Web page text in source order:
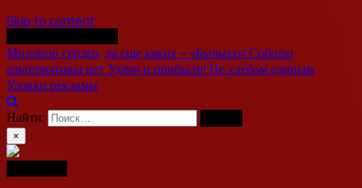
Skip to content
Миллион сердец, да еще каких – «Бычьих»! Соболю
альтернативы нет Удачи и прибыли! Не хлебом единым
Уловки рекламы
Найти:
×